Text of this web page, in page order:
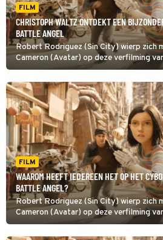
FILM
CHRISTOPH WALTZ ONTDEKT EEN
BATTLE ANGEL
Robert Rodriguez (Sin City) wierp zich
Cameron (Avatar) op deze verfilming
populaire Japanse cyberpunkmanga
FILM
WAAROM HEEFT IEDEREEN HET OP HET
BATTLE ANGEL?
Robert Rodriguez (Sin City) wierp zich
Cameron (Avatar) op deze verfilming
populaire Japanse cyberpunkmanga
Alita: Battle Angel.